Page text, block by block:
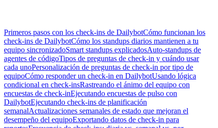
Primeros pasos con los check-ins de DailybotCómo funcionan los
check-ins de DailybotCómo los standups diarios mantienen a tu
equipo sincronizadoSmart standups explicadosAuto-standups de
agentes de códigoTipos de preguntas de check-in y cuándo usar
cada unoPersonalización de preguntas de check-in por tipo de
equipoCómo responder un check-in en DailybotUsando lógica
condicional en check-insRastreando el ánimo del equipo con
encuestas de check-inEjecutando encuestas de pulso con
DailybotEjecutando check-ins de planificación
semanalActualizaciones semanales de estado que mejoran el
desempeño del equipoExportando datos de check-in para